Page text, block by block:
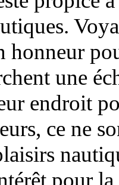
honneur
une
endroit
ce ne
pour